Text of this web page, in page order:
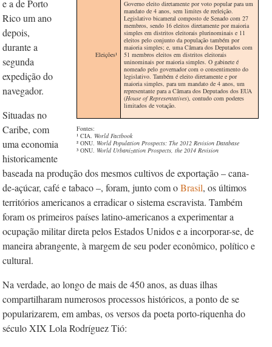
Eleições¹
Governo eleito diretamente por voto popular para um
mandato de 4 anos, sem limites de reeleição.
Legislativo bicameral composto de Senado com 27
membros, sendo 16 eleitos diretamente por maioria
simples em distritos eleitorais plurinominais e 11
eleitos pelo conjunto da população também por
maioria simples; e, uma Câmara dos Deputados com
51 membros eleitos em distritos eleitorais
uninominais por maioria simples. O gabinete é
nomeado pelo governador com o consentimento do
legislativo. Também é eleito diretamente e por
maioria simples, para um mandato de 4 anos, um
representante para a Câmara dos Deputados dos EUA
(House of Representatives), contudo com poderes
limitados de votação.
Fontes:
¹ CIA. World Factbook
² ONU. World Population Prospects: The 2012 Revision Database
³ ONU. World Urbanization Prospects, the 2014 Revision
e a de Porto
Rico um ano
depois,
durante a
segunda
expedição do
navegador.
Situadas no
Caribe, com
uma economia
historicamente
baseada na produção dos mesmos cultivos de exportação – cana-
de-açúcar, café e tabaco –, foram, junto com oBrasil, os últimos
territórios americanos a erradicar o sistema escravista. Também
foram os primeiros países latino-americanos a experimentar a
ocupação militar direta pelos Estados Unidos e a incorporar-se, de
maneira abrangente, à margem de seu poder econômico, político e
cultural.
Na verdade, ao longo de mais de 450 anos, as duas ilhas
compartilharam numerosos processos históricos, a ponto de se
popularizarem, em ambas, os versos da poeta porto-riquenha do
século XIX Lola Rodríguez Tió: